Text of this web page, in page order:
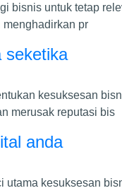
bisnis untuk tetap
pr
seketika
kesuksesan
merusak reputasi bis
anda
kesuksesan